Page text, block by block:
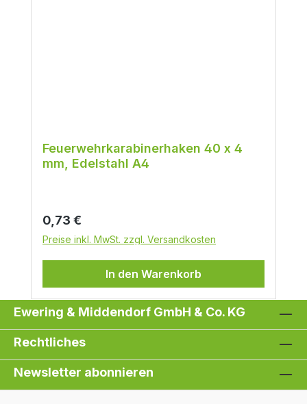
Feuerwehrkarabinerhaken 40 x 4
mm, Edelstahl A4
Regulärer Preis:
0,73 €
Preise inkl. MwSt. zzgl. Versandkosten
In den Warenkorb
Ewering & Middendorf GmbH & Co. KG
Rechtliches
Newsletter abonnieren